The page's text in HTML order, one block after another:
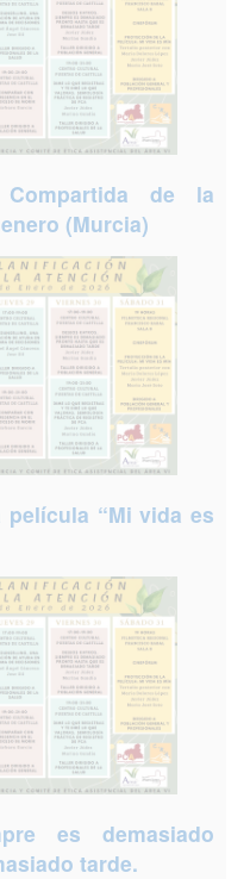
Compartida de la
(Murcia)
“Mi vida es
es demasiado
tarde.